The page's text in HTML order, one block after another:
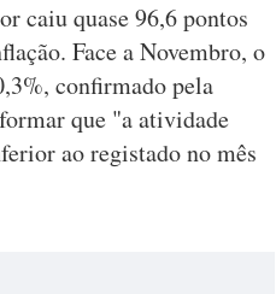
caiu quase 96,6 pontos
Face a Novembro, o
confirmado pela
que "a atividade
ao registado no mês